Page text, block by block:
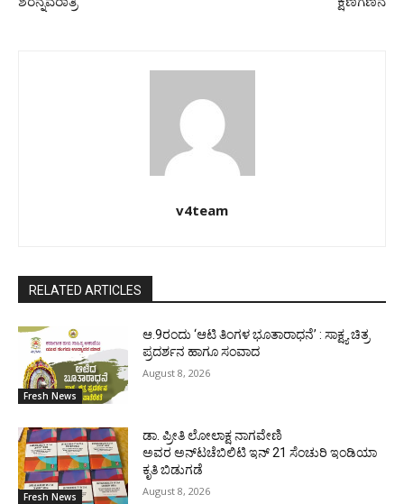
v4team
RELATED ARTICLES
Fresh News
ಆ.9ರಂದು ‘ಆಟಿ ತಿಂಗಳ ಭೂತಾರಾಧನೆ’ : ಸಾಕ್ಷ್ಯ ಚಿತ್ರ
ಪ್ರದರ್ಶನ ಹಾಗೂ ಸಂವಾದ
August 8, 2026
Fresh News
ಡಾ. ಪ್ರೀತಿ ಲೋಲಾಕ್ಷ ನಾಗವೇಣಿ
ಅವರ ಅನ್‌ಟಚೆಬಿಲಿಟಿ ಇನ್ 21 ಸೆಂಚುರಿ ಇಂಡಿಯಾ
ಕೃತಿ ಬಿಡುಗಡೆ
August 8, 2026